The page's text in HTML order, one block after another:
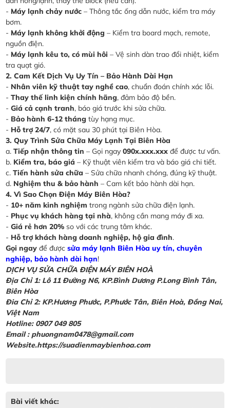
- Máy lạnh chảy nước – Thông tắc ống dẫn nước, kiểm tra máy
bơm.
- Máy lạnh không khởi động – Kiểm tra board mạch, remote,
nguồn điện.
- Máy lạnh kêu to, có mùi hôi – Vệ sinh dàn trao đổi nhiệt, kiểm
tra quạt gió.
2. Cam Kết Dịch Vụ Uy Tín – Bảo Hành Dài Hạn
- Nhân viên kỹ thuật tay nghề cao, chuẩn đoán chính xác lỗi.
-Thay thế linh kiện chính hãng, đảm bảo độ bền.
-Giá cả cạnh tranh, báo giá trước khi sửa chữa.
- Bảo hành 6-12 tháng tùy hạng mục.
- Hỗ trợ 24/7, có mặt sau 30 phút tại Biên Hòa.
3. Quy Trình Sửa Chữa Máy Lạnh Tại Biên Hòa
a.Tiếp nhận thông tin – Gọi ngay090x.xxx.xxx để được tư vấn.
b. Kiểm tra, báo giá – Kỹ thuật viên kiểm tra và báo giá chi tiết.
c.Tiến hành sửa chữa – Sửa chữa nhanh chóng, đúng kỹ thuật.
d. Nghiệm thu & bảo hành – Cam kết bảo hành dài hạn.
4. Vì Sao Chọn Điện Máy Biên Hòa?
- 10+ năm kinh nghiệm trong ngành sửa chữa điện lạnh.
- Phục vụ khách hàng tại nhà, không cần mang máy đi xa.
-Giá rẻ hơn 20% so với các trung tâm khác.
- Hỗ trợ khách hàng doanh nghiệp, hộ gia đình.
Gọi ngayđể đượcsửa máy lạnh Biên Hòa uy tín, chuyên
nghiệp, bảo hành dài hạn!
DỊCH VỤ SỬA CHỮA ĐIỆN MÁY BIÊN HOÀ
Địa Chỉ 1: Lô 11 Đường N6, KP.Bình Dương P.Long Bình Tân,
Biên Hòa
Đia Chỉ 2: KP.Hương Phước, P.Phước Tân, Biên Hoà, Đồng Nai,
Việt Nam
Hotline: 0907 049 805
Email : phuongnam0478@gmail.com
Website.https://suadienmaybienhoa.com
Bài viết khác: